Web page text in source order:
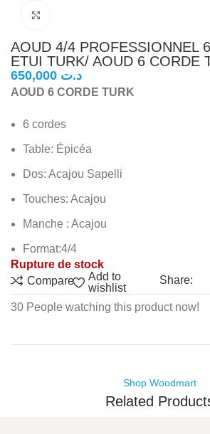
AOUD 4/4 PROFESSIONNEL
ETUI TURK/ AOUD 6 CORDE
د.ت
AOUD 6 CORDE TURK
6 cordes
Table: Épicéa
Dos: Acajou Sapelli
Touches: Acajou
Manche : Acajou
Format:4/4
Rupture de stock
Compare
Add to
wishlist
Share:
30 People watching this product now!
Shop Woodmart
Related